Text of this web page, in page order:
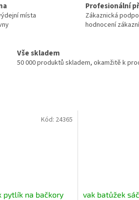
místa
Profesionální
Zákaznická
hodnocení
Vše skladem
50 000 produktů skladem, okamžitě k
pytlík na bačkory
Kód: 24365
vak batůžek